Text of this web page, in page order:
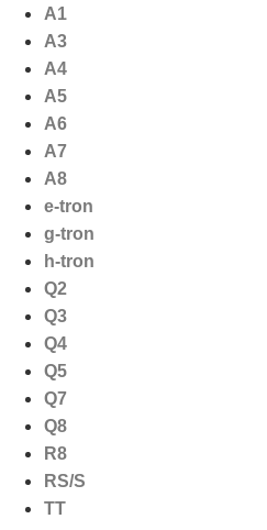
naar
inhoud
A1
A3
A4
A5
A6
A7
A8
e-tron
g-tron
h-tron
Q2
Q3
Q4
Q5
Q7
Q8
R8
RS/S
TT